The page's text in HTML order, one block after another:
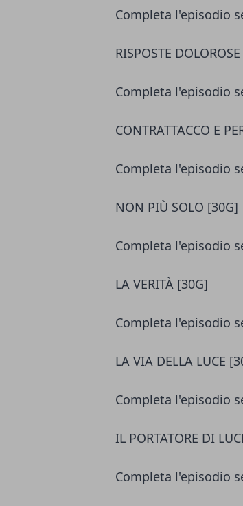
Completa l'episodio
RISPOSTE
Completa l'episodio
CONTRATTACCO E
Completa l'episodio
NON PIÙ SOLO [30G]
Completa l'episodio
LA VERITÀ [30G]
Completa l'episodio
LA VIA DELLA LUCE
Completa l'episodio
IL PORTATORE DI
Completa l'episodio